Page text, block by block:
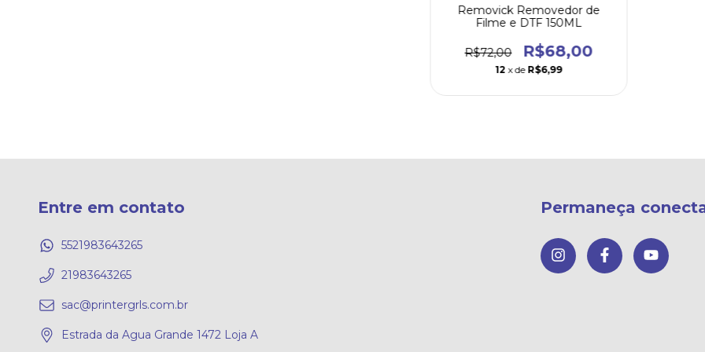
Removick Removedor de
Filme e DTF 150ML
R$72,00 R$68,00
12 x de R$6,99
Entre em contato
5521983643265
21983643265
sac@printergrls.com.br
Estrada da Agua Grande 1472 Loja A
Permaneça